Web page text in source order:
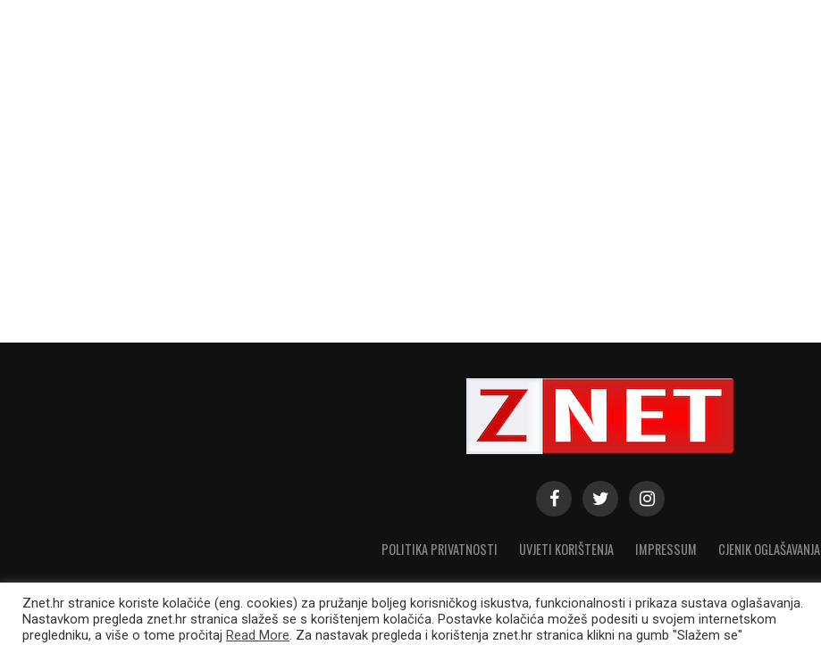
POLITIKA PRIVATNOSTI UVJETI KORIŠTENJA IMPRESSUM CJENIK OGLAŠAVANJA
© 2021. Modicus d.o.o. Sva prava pridržana. ISSN: 1848-1000
Znet.hr stranice koriste kolačiće (eng. cookies) za pružanje boljeg korisničkog iskustva, funkcionalnosti i prikaza sustava oglašavanja.
Nastavkom pregleda znet.hr stranica slažeš se s korištenjem kolačića. Postavke kolačića možeš podesiti u svojem internetskom
pregledniku, a više o tome pročitaj Read More. Za nastavak pregleda i korištenja znet.hr stranica klikni na gumb "Slažem se"